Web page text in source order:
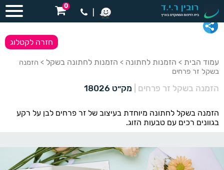
0
עמוד הבית > הזמנות לחתונה > הזמנות לחתונה בשקל > הזמנה
בשקל זר פרחים
הזמנה בשקל זר פרחים מק״ט 18026
חזרה לקטלוג
הזמנה בשקל לחתונה מיוחדת בעיצוב של זר פרחים לבן על רקע
בגוונים רכים עם טבעות הזוג.